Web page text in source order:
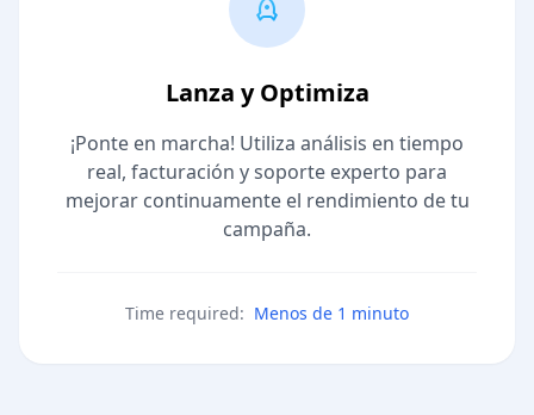
Lanza y Optimiza
¡Ponte en marcha! Utiliza análisis en tiempo
real, facturación y soporte experto para
mejorar continuamente el rendimiento de tu
campaña.
Time required: Menos de 1 minuto